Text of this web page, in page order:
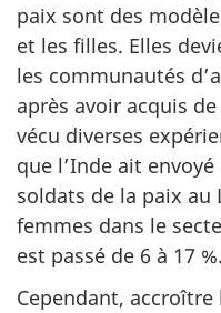
paix sont des
et les filles. Elles
les communautés
après avoir acquis
vécu diverses
que l’Inde ait
soldats de la paix au
femmes dans le
est passé de 6 à 17 %.
Cependant,